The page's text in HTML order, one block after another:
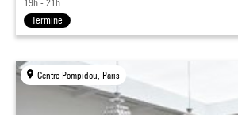
19h - 21h
Terminé
Centre Pompidou, Paris